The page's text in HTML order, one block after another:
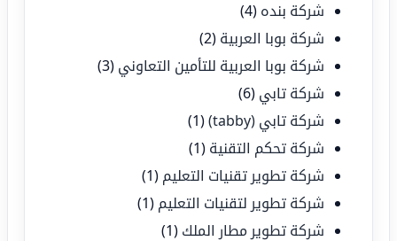
شركة بنده (4)
شركة بوبا العربية (2)
شركة بوبا العربية للتأمين التعاوني (3)
شركة تابي (6)
شركة تابي (tabby)
(1)
شركة تحكم التقنية (1)
شركة تطوير تقنيات التعليم (1)
شركة تطوير لتقنيات التعليم (1)
شركة تطوير مطار الملك (1)